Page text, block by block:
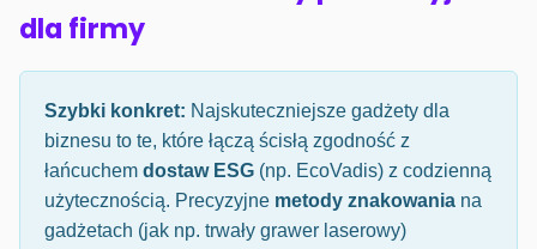
dla firmy
Szybki konkret: Najskuteczniejsze gadżety dla
biznesu to te, które łączą ścisłą zgodność z
łańcuchem dostaw ESG (np. EcoVadis) z codzienną
użytecznością. Precyzyjne metody znakowania na
gadżetach (jak np. trwały grawer laserowy)